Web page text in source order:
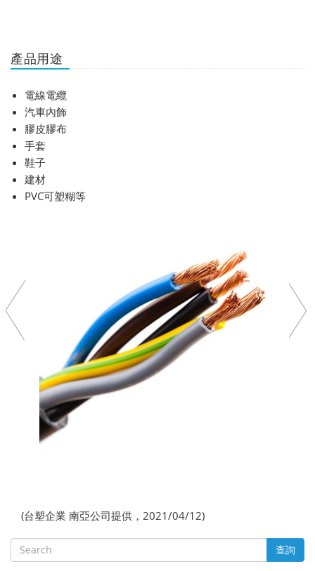
產品用途
電線電纜
汽車內飾
膠皮膠布
手套
鞋子
建材
PVC可塑糊等
(台塑企業 南亞公司提供，2021/04/12)
查詢